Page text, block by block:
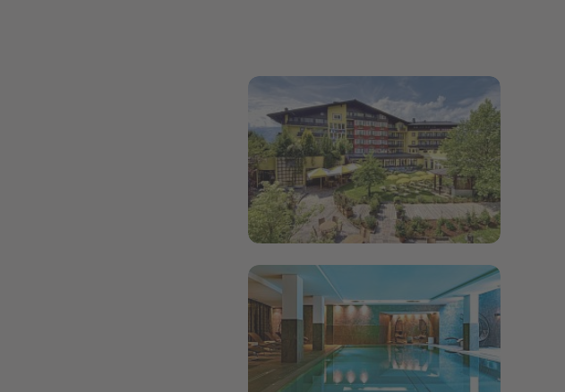
Bildergalerie öffnen
Bildergalerie öffnen